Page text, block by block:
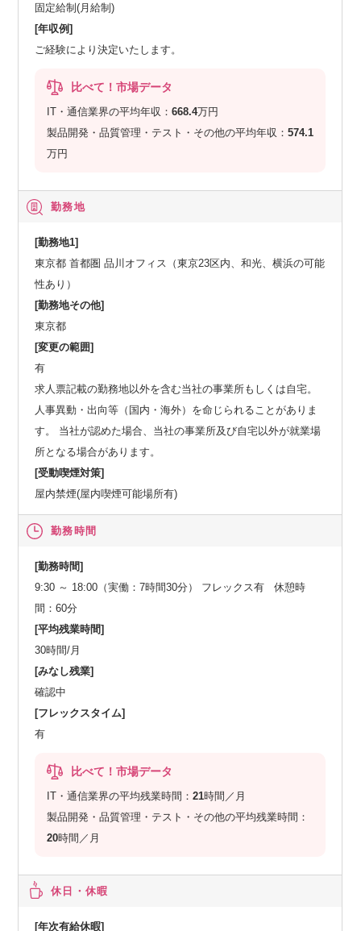
固定給制(月給制)
[年収例]
ご経験により決定いたします。
比べて！市場データ
IT・通信業界の平均年収：668.4万円
製品開発・品質管理・テスト・その他の平均年収：574.1
万円
勤務地
[勤務地1]
東京都 首都圏 品川オフィス（東京23区内、和光、横浜の可能
性あり）
[勤務地その他]
東京都
[変更の範囲]
有
求人票記載の勤務地以外を含む当社の事業所もしくは自宅。
人事異動・出向等（国内・海外）を命じられることがありま
す。 当社が認めた場合、当社の事業所及び自宅以外が就業場
所となる場合があります。
[受動喫煙対策]
屋内禁煙(屋内喫煙可能場所有)
勤務時間
[勤務時間]
9:30 ～ 18:00（実働：7時間30分） フレックス有 休憩時
間：60分
[平均残業時間]
30時間/月
[みなし残業]
確認中
[フレックスタイム]
有
比べて！市場データ
IT・通信業界の平均残業時間：21時間／月
製品開発・品質管理・テスト・その他の平均残業時間：
20時間／月
休日・休暇
[年次有給休暇]